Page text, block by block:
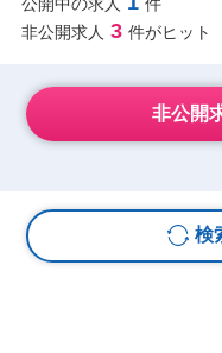
非公開求人 3 件がヒット
非公開
検